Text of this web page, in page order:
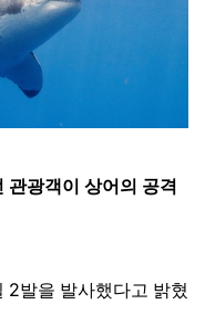
관광객이 상어의 공격